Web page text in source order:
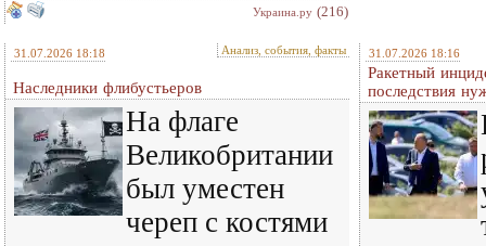
Украина.ру (216)
31.07.2026 18:18 Анализ, события, факты
Наследники флибустьеров
На флаге
Великобритании
был уместен
череп с костями
31.07.2026 18:16
Ракетный
последствия